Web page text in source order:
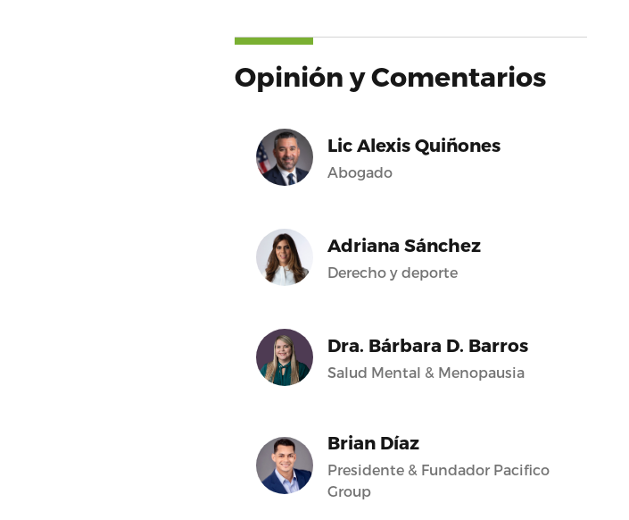
Opinión y Comentarios
Lic Alexis Quiñones
Abogado
Adriana Sánchez
Derecho y deporte
Dra. Bárbara D. Barros
Salud Mental & Menopausia
Brian Díaz
Presidente & Fundador Pacifico
Group